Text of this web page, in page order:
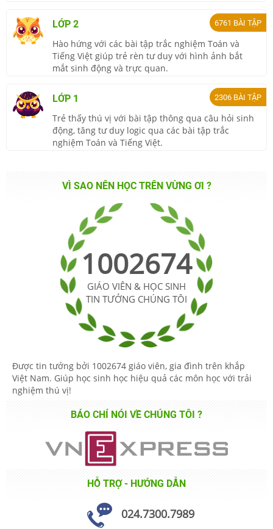
LỚP 2 6761 BÀI TẬP
Hào hứng với các bài tập trắc nghiệm Toán và
Tiếng Việt giúp trẻ rèn tư duy với hình ảnh bắt
mắt sinh động và trực quan.
LỚP 1 2306 BÀI TẬP
Trẻ thấy thú vị với bài tập thông qua câu hỏi sinh
động, tăng tư duy logic qua các bài tập trắc
nghiệm Toán và Tiếng Việt.
VÌ SAO NÊN HỌC TRÊN VỪNG ƠI ?
1002674
GIÁO VIÊN & HỌC SINH
TIN TƯỞNG CHÚNG TÔI
Được tin tưởng bởi 1002674 giáo viên, gia đình trên khắp
Việt Nam. Giúp học sinh học hiệu quả các môn học với trải
nghiệm thú vị!
BÁO CHÍ NÓI VỀ CHÚNG TÔI ?
HỖ TRỢ - HƯỚNG DẪN
024.7300.7989